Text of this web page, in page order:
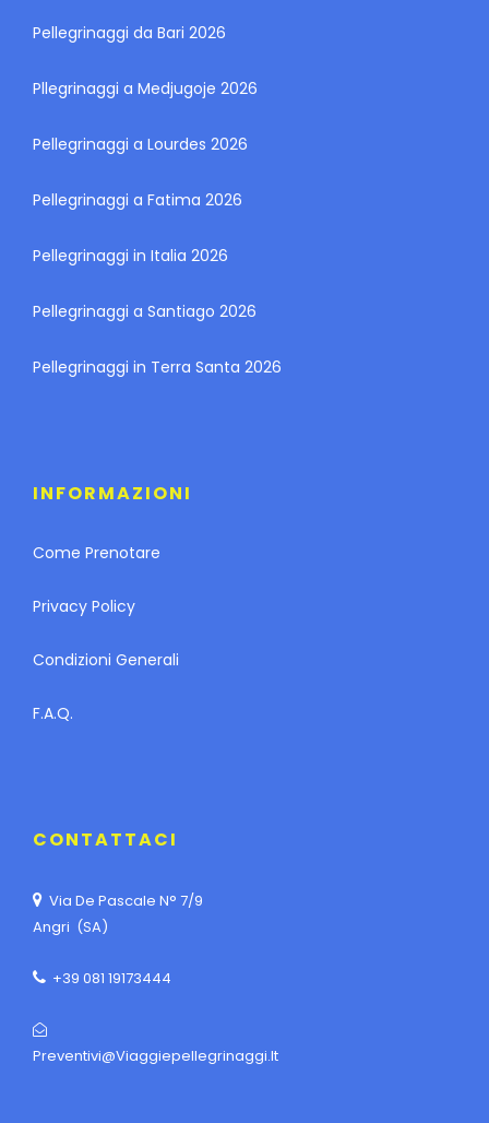
Pellegrinaggi da Bari 2026
Pllegrinaggi a Medjugoje 2026
Pellegrinaggi a Lourdes 2026
Pellegrinaggi a Fatima 2026
Pellegrinaggi in Italia 2026
Pellegrinaggi a Santiago 2026
Pellegrinaggi in Terra Santa 2026
INFORMAZIONI
Come Prenotare
Privacy Policy
Condizioni Generali
F.A.Q.
CONTATTACI
Via De Pascale N° 7/9
Angri (SA)
+39 081 19173444
Preventivi@viaggiepellegrinaggi.it